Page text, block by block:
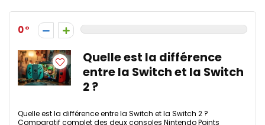
0
Quelle est la différence
entre la Switch et la Switch
2 ?
Quelle est la différence entre la Switch et la Switch 2 ?
Comparatif complet des deux consoles Nintendo Points